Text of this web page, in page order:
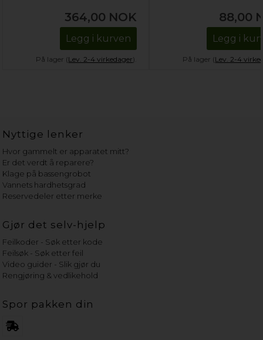
364,00 NOK
Legg i kurven
På lager (Lev. 2-4 virkedager).
88,00
Legg i
På lager (Lev. 2-4
Nyttige lenker
Hvor gammelt er apparatet mitt?
Er det verdt å reparere?
Klage på bassengrobot
Vannets hardhetsgrad
Reservedeler etter merke
Gjør det selv-hjelp
Feilkoder - Søk etter kode
Feilsøk - Søk etter feil
Video guider - Slik gjør du
Rengjøring & vedlikehold
Spor pakken din